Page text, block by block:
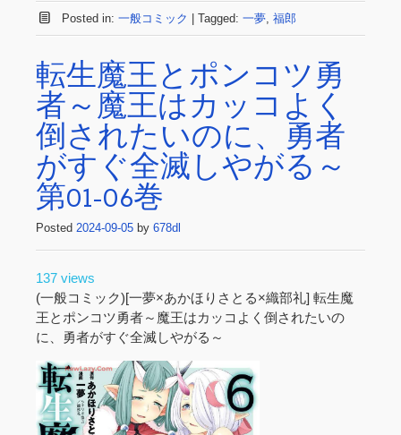
Posted in: 一般コミック | Tagged: 一夢, 福郎
転生魔王とポンコツ勇
者～魔王はカッコよく
倒されたいのに、勇者
がすぐ全滅しやがる～
第01-06巻
Posted 2024-09-05 by 678dl
137 views
(一般コミック)[一夢×あかほりさとる×織部礼] 転生魔
王とポンコツ勇者～魔王はカッコよく倒されたいの
に、勇者がすぐ全滅しやがる～